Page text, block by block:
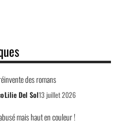
des romans
Lilie Del Sol13 juillet 2026
mais haut en couleur !